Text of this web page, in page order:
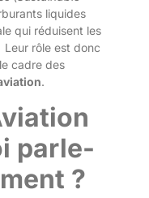
liquides
qui réduisent les
Leur rôle est donc
cadre des
.
parle-
?